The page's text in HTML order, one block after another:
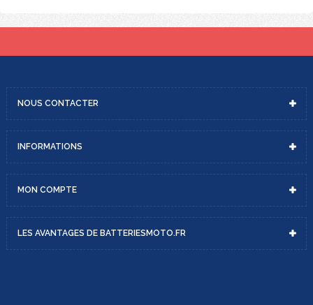
NOUS CONTACTER
INFORMATIONS
MON COMPTE
LES AVANTAGES DE BATTERIESMOTO.FR